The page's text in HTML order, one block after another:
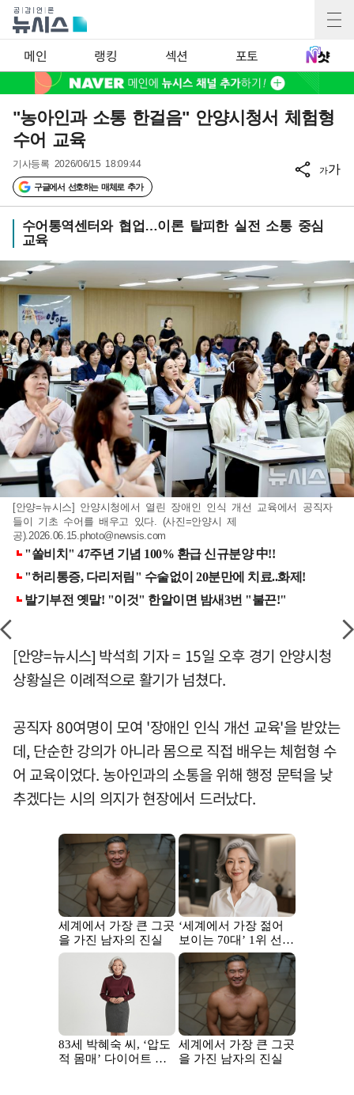
메인 랭킹 섹션 포토
"농아인과 소통 한걸음" 안양시청서 체험형
수어 교육
기사등록 2026/06/15 18:09:44
구글에서 선호하는 매체로 추가
가가
수어통역센터와 협업…이론 탈피한 실전 소통 중심
교육
[안양=뉴시스] 안양시청에서 열린 장애인 인식 개선 교육에서 공직자
들이 기초 수어를 배우고 있다. (사진=안양시 제
공).2026.06.15.photo@newsis.com
[안양=뉴시스] 박석희 기자 = 15일 오후 경기 안양시청
상황실은 이례적으로 활기가 넘쳤다.
공직자 80여명이 모여 '장애인 인식 개선 교육'을 받았는
데, 단순한 강의가 아니라 몸으로 직접 배우는 체험형 수
어 교육이었다. 농아인과의 소통을 위해 행정 문턱을 낮
추겠다는 시의 의지가 현장에서 드러났다.